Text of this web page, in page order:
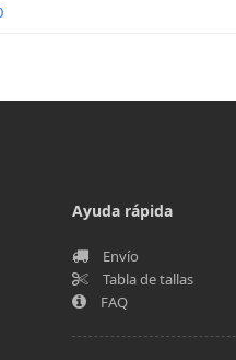
Ayuda rápida
Envío
Tabla de tallas
FAQ